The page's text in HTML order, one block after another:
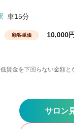
車15分
顧客単価 10,000円
賃金を下回らない金額と
サロン